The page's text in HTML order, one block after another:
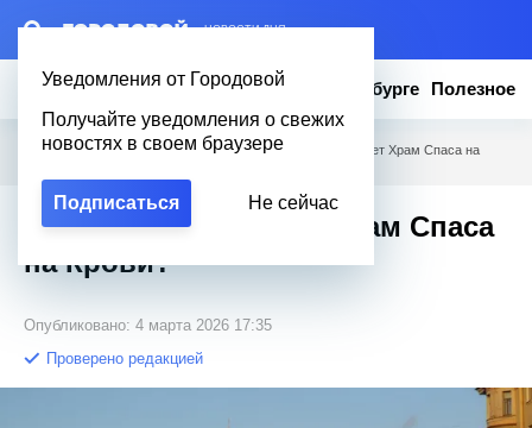
– НОВОСТИ ДНЯ
Уведомления от Городовой
Получайте уведомления о свежих
новостях в своем браузере
Подписаться Не сейчас
Новости Эксклюзив Вопросы о Петербурге Полезное
Городовой Вопросы о Петербурге / До скольки работает Храм Спаса на
До скольки работает Храм Спаса
на Крови?
Опубликовано: 4 марта 2026 17:35
Проверено редакцией